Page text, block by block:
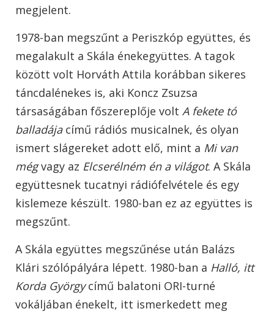
megjelent.
1978-ban megszűnt a Periszkóp együttes, és
megalakult a Skála énekegyüttes. A tagok
között volt Horváth Attila korábban sikeres
táncdalénekes is, aki Koncz Zsuzsa
társaságában főszereplője volt A fekete tó
balladájacímű rádiós musicalnek, és olyan
ismert slágereket adott elő, mint a Mi van
mégvagy az Elcserélném én a világot. A Skála
együttesnek tucatnyi rádiófelvétele és egy
kislemeze készült. 1980-ban ez az együttes is
megszűnt.
A Skála együttes megszűnése után Balázs
Klári szólópályára lépett. 1980-ban a Halló, itt
Korda Györgycímű balatoni ORI-turné
vokáljában énekelt, itt ismerkedett meg